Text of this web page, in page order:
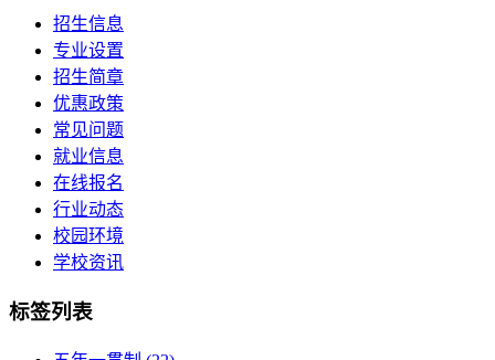
招生信息
专业设置
招生简章
优惠政策
常见问题
就业信息
在线报名
行业动态
校园环境
学校资讯
标签列表